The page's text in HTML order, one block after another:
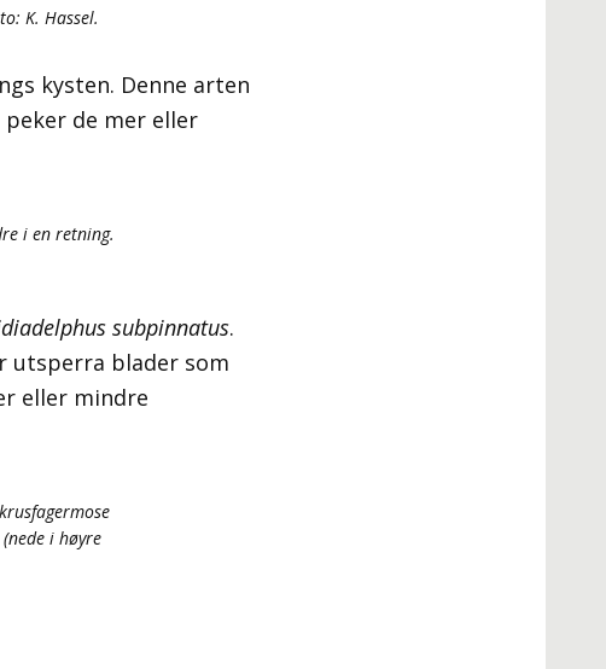
K. Hassel.
kysten. Denne arten
de mer eller
i en retning.
subpinnatus.
utsperra blader som
eller mindre
i høyre